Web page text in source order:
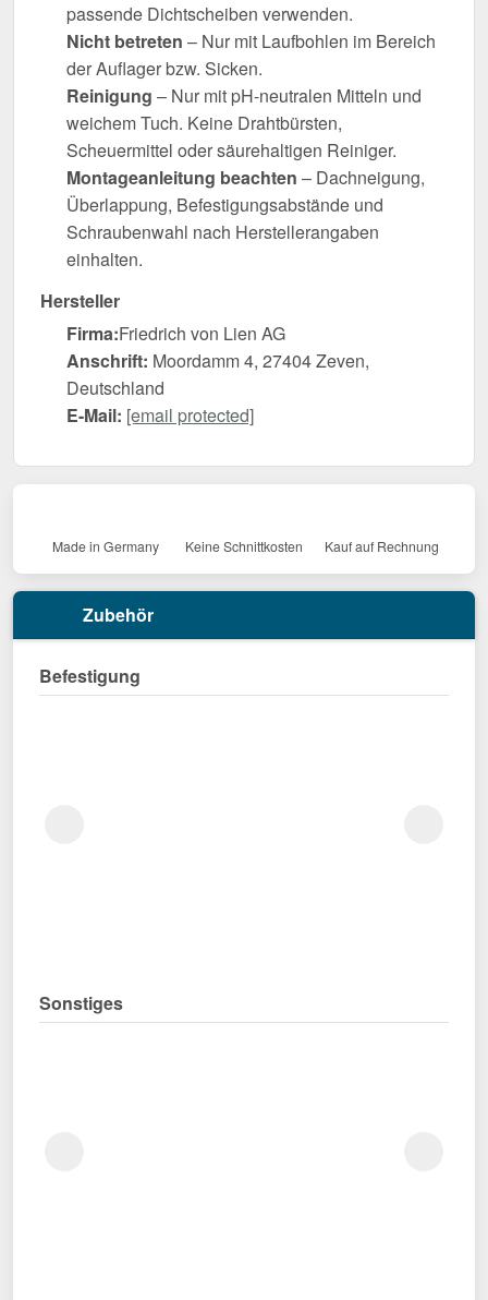
passende Dichtscheiben verwenden.
Nicht betreten – Nur mit Laufbohlen im Bereich
der Auflager bzw. Sicken.
Reinigung – Nur mit pH-neutralen Mitteln und
weichem Tuch. Keine Drahtbürsten,
Scheuermittel oder säurehaltigen Reiniger.
Montageanleitung beachten – Dachneigung,
Überlappung, Befestigungsabstände und
Schraubenwahl nach Herstellerangaben
einhalten.
Hersteller
Firma:Friedrich von Lien AG
Anschrift: Moordamm 4, 27404 Zeven,
Deutschland
E-Mail: [email protected]
Made in Germany Keine Schnittkosten Kauf auf Rechnung
Zubehör
Befestigung
Sonstiges